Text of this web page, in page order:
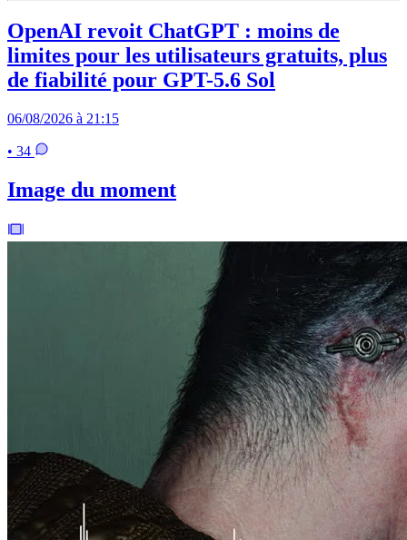
OpenAI revoit ChatGPT : moins de
limites pour les utilisateurs gratuits, plus
de fiabilité pour GPT-5.6 Sol
06/08/2026 à 21:15
• 34
Image du moment